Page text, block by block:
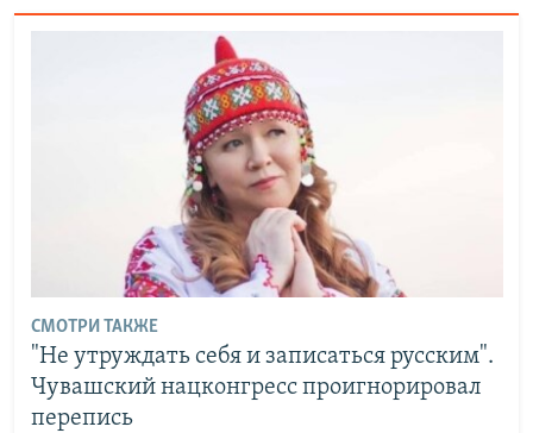
СМОТРИ ТАКЖЕ
"Не утруждать себя и записаться русским".
Чувашский нацконгресс проигнорировал
перепись